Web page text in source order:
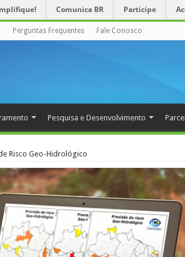
Comunica BR Participe
Perguntas Frequentes Fale Conosco
Pesquisa e Desenvolvimento
Risco Geo-Hidrológico